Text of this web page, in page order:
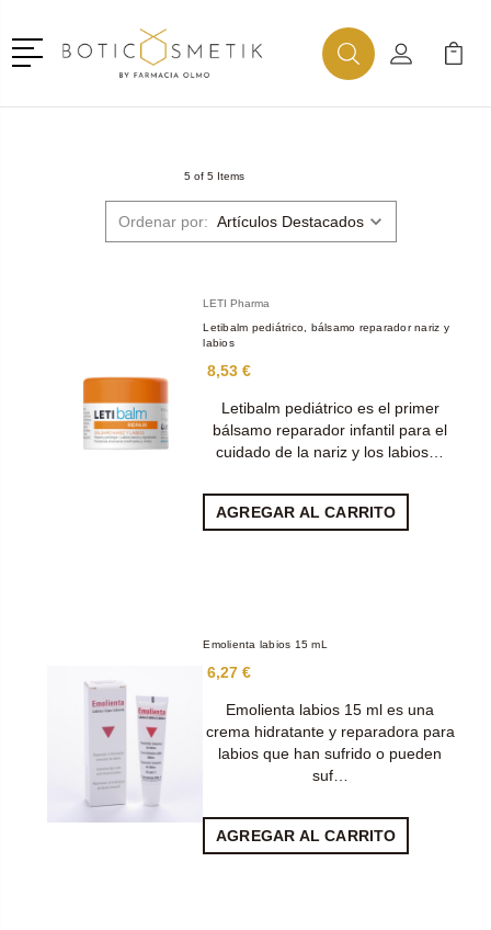
Menú
BuscarMi Cuenta
Mi
5 of 5 Items
Ordenar por:
LETI Pharma
Letibalm pediátrico, bálsamo reparador nariz y
labios
8,53 €
Letibalm pediátrico es el primer
bálsamo reparador infantil para el
cuidado de la nariz y los labios…
AGREGAR AL CARRITO
Emolienta labios 15 mL
6,27 €
Emolienta labios 15 ml es una
crema hidratante y reparadora para
labios que han sufrido o pueden
suf…
AGREGAR AL CARRITO